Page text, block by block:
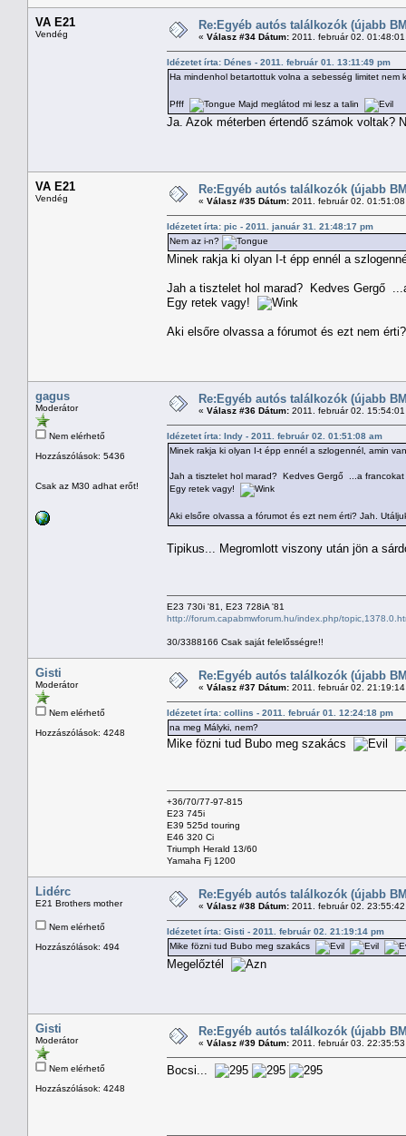
VA E21
Vendég
Re:Egyéb autós találkozók (újabb
« Válasz #34 Dátum: 2011. február 02.
Idézetet írta: Dénes - 2011. február 01. 13:11:49 pm
Ha mindenhol betartottuk volna a sebesség limitet
Pfff Majd meglátod mi lesz a talin
Ja. Azok méterben értendő számok
VA E21
Vendég
Re:Egyéb autós találkozók (újabb
« Válasz #35 Dátum: 2011. február 02.
Idézetet írta: pic - 2011. január 31. 21:48:17 pm
Nem az i-n?
Minek rakja ki olyan I-t épp ennél a
Jah a tisztelet hol marad? Kedves Gergő
Egy retek vagy!
Aki elsőre olvassa a fórumot és ezt nem
gagus
Moderátor
Nem elérhető
Hozzászólások: 5436
Csak az M30 adhat erőt!
Re:Egyéb autós találkozók (újabb
« Válasz #36 Dátum: 2011. február 02.
Idézetet írta: Indy - 2011. február 02. 01:51:08 am
Minek rakja ki olyan I-t épp ennél a szlogennél, amin
Jah a tisztelet hol marad? Kedves Gergő ...a
Egy retek vagy!
Aki elsőre olvassa a fórumot és ezt nem érti? Jah.
Tipikus... Megromlott viszony után jön a
E23 730i '81, E23 728iA '81
http://forum.capabmwforum.hu/index.php/
30/3388166 Csak saját felelősségre!!
Gisti
Moderátor
Nem elérhető
Hozzászólások: 4248
Re:Egyéb autós találkozók (újabb
« Válasz #37 Dátum: 2011. február 02.
Idézetet írta: collins - 2011. február 01. 12:24:18 pm
na meg Mályki, nem?
Mike fözni tud Bubo meg szakács
+36/70/77-97-815
E23 745i
E39 525d touring
E46 320 Ci
Triumph Herald 13/60
Yamaha Fj 1200
Lidérc
E21 Brothers mother
Nem elérhető
Hozzászólások: 494
Re:Egyéb autós találkozók (újabb
« Válasz #38 Dátum: 2011. február 02.
Idézetet írta: Gisti - 2011. február 02. 21:19:14 pm
Mike fözni tud Bubo meg szakács
Megelőztél
Gisti
Moderátor
Nem elérhető
Hozzászólások: 4248
Re:Egyéb autós találkozók (újabb
« Válasz #39 Dátum: 2011. február 03.
Bocsi...